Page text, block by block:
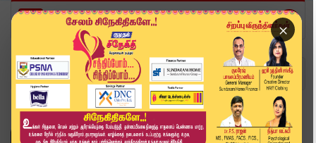
×
Home Topics